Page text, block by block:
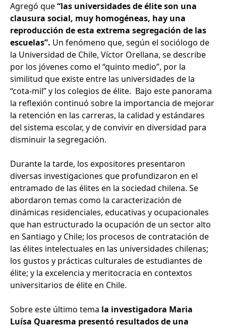
Agregó que“las universidades de élite son una
clausura social, muy homogéneas, hay una
reproducción de esta extrema segregación de las
escuelas”. Un fenómeno que, según el sociólogo de
la Universidad de Chile, Víctor Orellana, se describe
por los jóvenes como el “quinto medio”, por la
similitud que existe entre las universidades de la
“cota-mil” y los colegios de élite. Bajo este panorama
la reflexión continuó sobre la importancia de mejorar
la retención en las carreras, la calidad y estándares
del sistema escolar, y de convivir en diversidad para
disminuir la segregación.
Durante la tarde, los expositores presentaron
diversas investigaciones que profundizaron en el
entramado de las élites en la sociedad chilena. Se
abordaron temas como la caracterización de
dinámicas residenciales, educativas y ocupacionales
que han estructurado la ocupación de un sector alto
en Santiago y Chile; los procesos de contratación de
las élites intelectuales en las universidades chilenas;
los gustos y prácticas culturales de estudiantes de
élite; y la excelencia y meritocracia en contextos
universitarios de élite en Chile.
Sobre este último tema la investigadora Maria
Luísa Quaresma presentó resultados de una